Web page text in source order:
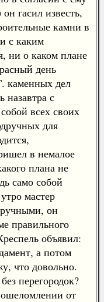
гасил известь,
камни в
с каким
ни о каком плане
день
каменных дел
назавтра с
всех своих
для
в немалое
плана не
само собой
мастер
он
правильного
объявил:
а потом
что довольно.
перегородок?
от